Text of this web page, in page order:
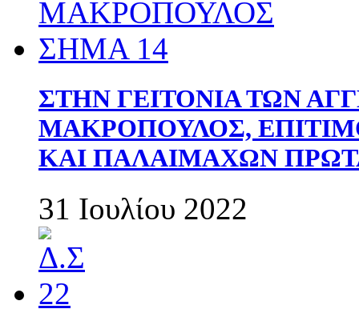
ΣΤΗΝ ΓΕΙΤΟΝΙΑ ΤΩΝ
ΜΑΚΡΟΠΟΥΛΟΣ,
ΚΑΙ ΠΑΛΑΙΜΑΧΩΝ
31 Ιουλίου 2022